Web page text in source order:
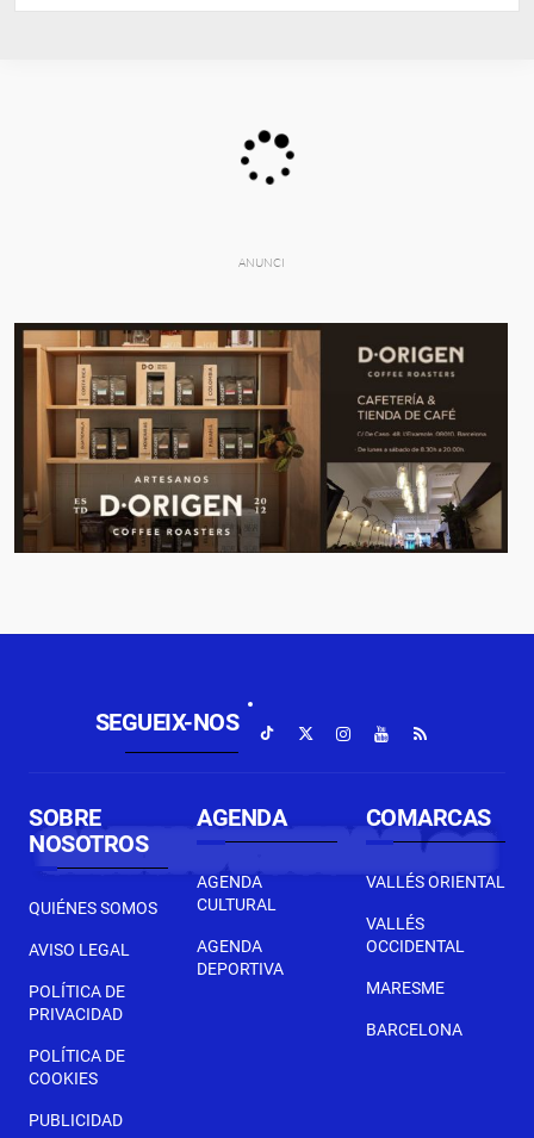
SEGUEIX-NOS
SOBRE
NOSOTROS
QUIÉNES SOMOS
AVISO LEGAL
POLÍTICA DE
PRIVACIDAD
POLÍTICA DE
COOKIES
PUBLICIDAD
AGENDA
AGENDA
CULTURAL
AGENDA
DEPORTIVA
COMARCAS
VALLÉS ORIENTAL
VALLÉS
OCCIDENTAL
MARESME
BARCELONA